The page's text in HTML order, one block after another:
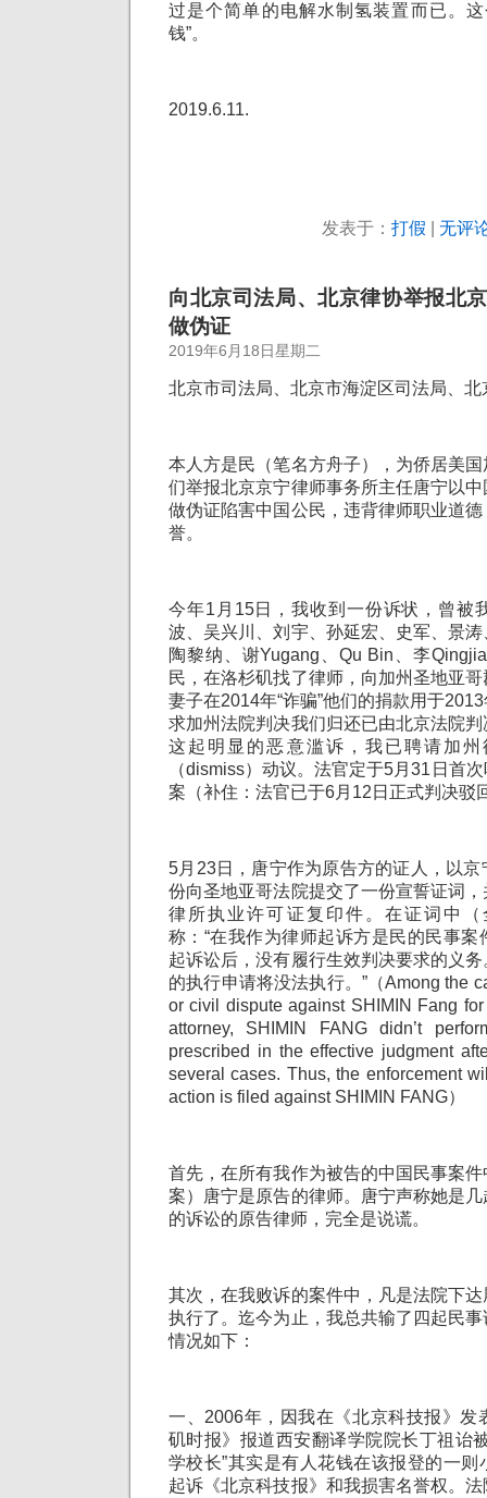
过是个简单的电解水制氢装置而已。
钱”。
2019.6.11.
发表于： 打假 无评
向北京司法局、北京律协举报北
做伪证
2019年6月18日星期二
北京市司法局、北京市海淀区司法局、
本人方是民（笔名方舟子），为侨居美
们举报北京京宁律师事务所主任唐宁以
做伪证陷害中国公民，违背律师职业道
誉。
今年1月15日，我收到一份诉状，曾被
波、吴兴川、刘宇、孙延宏、史军、景
陶黎纳、谢Yugang、Qu Bin、李
民，在洛杉矶找了律师，向加州圣地亚
妻子在2014年“诈骗”他们的捐款用于
求加州法院判决我们归还已由北京法院
这起明显的恶意滥诉，我已聘请加
（dismiss）动议。法官定于5月31日首
案（补住：法官已于6月12日正式判决驳
5月23日，唐宁作为原告方的证人，以
份向圣地亚哥法院提交了一份宣誓证词
律所执业许可证复印件。在证词中
称：“在我作为律师起诉方是民的民事
起诉讼后，没有履行生效判决要求的义
的执行申请将没法执行。”（Among the
or civil dispute against SHIMIN Fang
attorney, SHIMIN FANG didn’t
prescribed in the effective judgment
several cases. Thus, the enforcement
action is filed against SHIMIN FANG）
首先，在所有我作为被告的中国民事案
案）唐宁是原告的律师。唐宁声称她是
的诉讼的原告律师，完全是说谎。
其次，在我败诉的案件中，凡是法院下
执行了。迄今为止，我总共输了四起民
情况如下：
一、2006年，因我在《北京科技报》发
矶时报》报道西安翻译学院院长丁祖诒
学校长”其实是有人花钱在该报登的一
起诉《北京科技报》和我损害名誉权。